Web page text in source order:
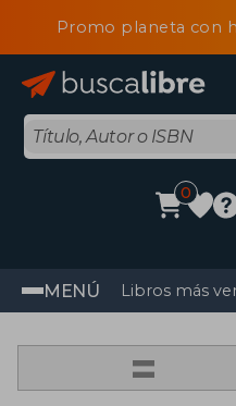
Promo planeta con
0
MENÚ Libros más
=